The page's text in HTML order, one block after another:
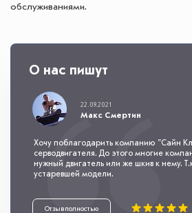
обслуживаниями.
О нас пишут
22.09.2021
Макс Смертин
Хочу поблагодарить компанию "Сайн
серводвигателя. До этого многие
нужный двигатель или же шкив к нему.
устаревшей модели.
Отзыв полностью